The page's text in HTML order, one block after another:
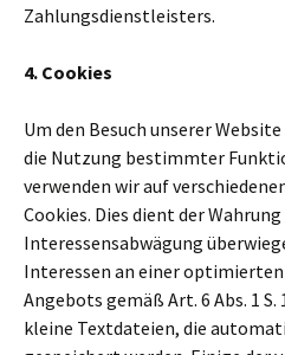
Zahlungsdienstleisters.
4. Cookies
Um den Besuch unserer
die Nutzung bestimmter
verwenden wir auf
Cookies. Dies dient der
Interessensabwägung
Interessen an einer
Angebots gemäß Art. 6 Abs. 1 S.
kleine Textdateien, die